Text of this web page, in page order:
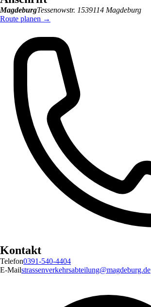
MagdeburgTessenowstr. 1539114 Magdeburg
Route planen →
Kontakt
Telefon0391-540-4404
E-Mailstrassenverkehrsabteilung@magdeburg.de